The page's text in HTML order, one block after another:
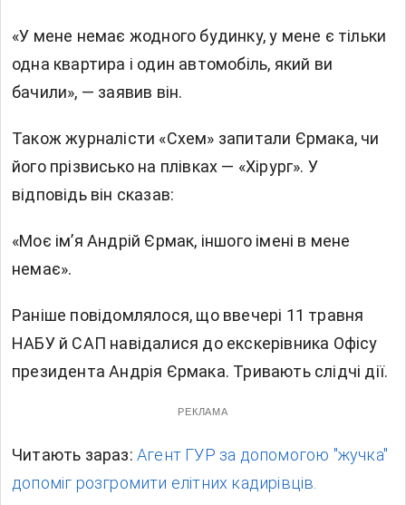
«У мене немає жодного будинку, у мене є тільки
одна квартира і один автомобіль, який ви
бачили», — заявив він.
Також журналісти «Схем» запитали Єрмака, чи
його прізвисько на плівках — «Хірург». У
відповідь він сказав:
«Моє ім’я Андрій Єрмак, іншого імені в мене
немає».
Раніше повідомлялося, що ввечері 11 травня
НАБУ й САП навідалися до екскерівника Офісу
президента Андрія Єрмака. Тривають слідчі дії.
РЕКЛАМА
Читають зараз: Агент ГУР за допомогою "жучка"
допоміг розгромити елітних кадирівців.